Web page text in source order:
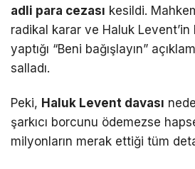
adli para cezası kesildi.
radikal karar ve Haluk Levent’in
yaptığı “Beni bağışlayın”
salladı.
Peki, Haluk Levent davası
şarkıcı borcunu ödemezse
milyonların merak ettiği tüm